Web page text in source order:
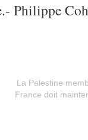
Philippe
La Palestine
France doit